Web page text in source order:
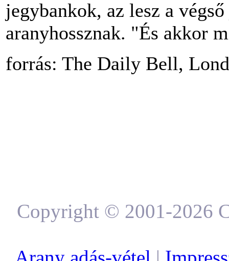
jegybankok, az lesz a
aranyhossznak. "És akkor
forrás: The Daily Bell,
Copyright © 2001-2026